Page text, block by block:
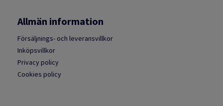
Allmän information
Försäljnings- och leveransvillkor
Inköpsvillkor
Privacy policy
Cookies policy